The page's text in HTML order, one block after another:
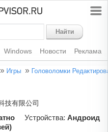
Найти
Windows Новости Реклама
» Игры » Головоломки
技有限公司
Устройства: Андроид